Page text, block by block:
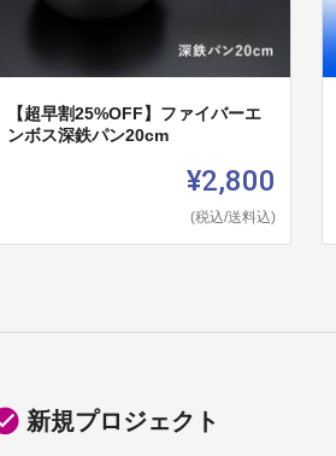
【超早割25%OFF】ファイバーエ
ンボス深鉄パン20cm
¥2,800
(税込/送料込)
新規プロジェクト